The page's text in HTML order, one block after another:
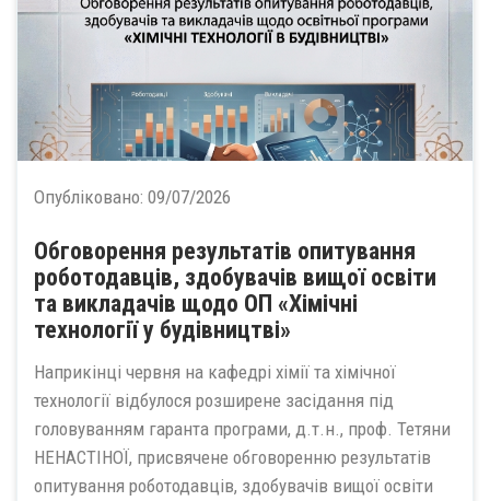
Опубліковано: 09/07/2026
Обговорення результатів опитування
роботодавців, здобувачів вищої освіти
та викладачів щодо ОП «Хімічні
технології у будівництві»
Наприкінці червня на кафедрі хімії та хімічної
технології відбулося розширене засідання під
головуванням гаранта програми, д.т.н., проф. Тетяни
НЕНАСТІНОЇ, присвячене обговоренню результатів
опитування роботодавців, здобувачів вищої освіти